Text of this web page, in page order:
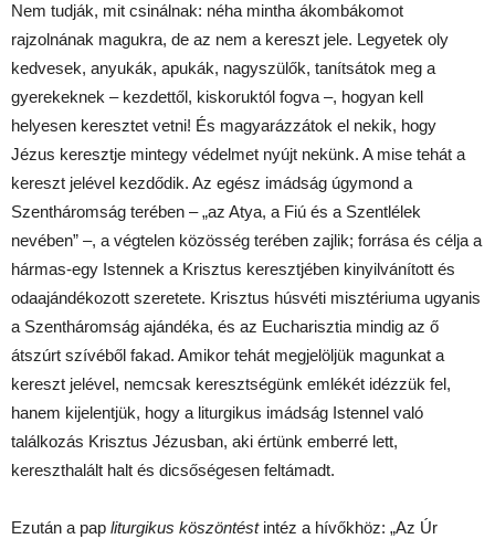
Nem tudják, mit csinálnak: néha mintha ákombákomot
rajzolnának magukra, de az nem a kereszt jele. Legyetek oly
kedvesek, anyukák, apukák, nagyszülők, tanítsátok meg a
gyerekeknek – kezdettől, kiskoruktól fogva –, hogyan kell
helyesen keresztet vetni! És magyarázzátok el nekik, hogy
Jézus keresztje mintegy védelmet nyújt nekünk. A mise tehát a
kereszt jelével kezdődik. Az egész imádság úgymond a
Szentháromság terében – „az Atya, a Fiú és a Szentlélek
nevében” –, a végtelen közösség terében zajlik; forrása és célja a
hármas-egy Istennek a Krisztus keresztjében kinyilvánított és
odaajándékozott szeretete. Krisztus húsvéti misztériuma ugyanis
a Szentháromság ajándéka, és az Eucharisztia mindig az ő
átszúrt szívéből fakad. Amikor tehát megjelöljük magunkat a
kereszt jelével, nemcsak keresztségünk emlékét idézzük fel,
hanem kijelentjük, hogy a liturgikus imádság Istennel való
találkozás Krisztus Jézusban, aki értünk emberré lett,
kereszthalált halt és dicsőségesen feltámadt.
Ezután a pap liturgikus köszöntéstintéz a hívőkhöz: „Az Úr